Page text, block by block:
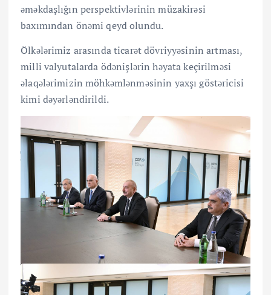
əməkdaşlığın perspektivlərinin müzakirəsi
baxımından önəmi qeyd olundu.
Ölkələrimiz arasında ticarət dövriyyəsinin artması,
milli valyutalarda ödənişlərin həyata keçirilməsi
əlaqələrimizin möhkəmlənməsinin yaxşı göstəricisi
kimi dəyərləndirildi.